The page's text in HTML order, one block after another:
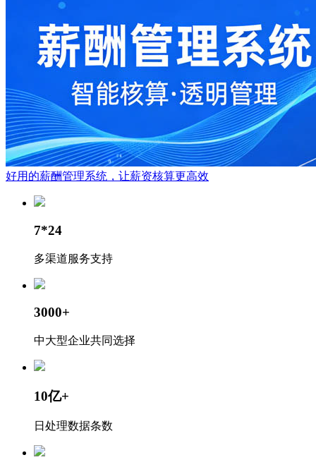
好用的薪酬管理系统，让薪资核算更高效
7*24
多渠道服务支持
3000+
中大型企业共同选择
10亿+
日处理数据条数